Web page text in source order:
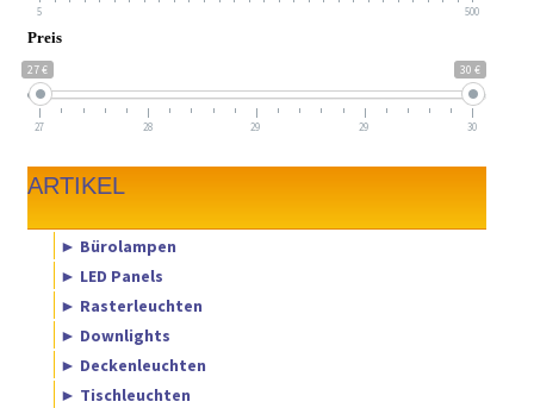
5 500
Preis
27 € 30 €
27 28 29 29 30
ARTIKEL
► Bürolampen
► LED Panels
► Rasterleuchten
► Downlights
► Deckenleuchten
► Tischleuchten